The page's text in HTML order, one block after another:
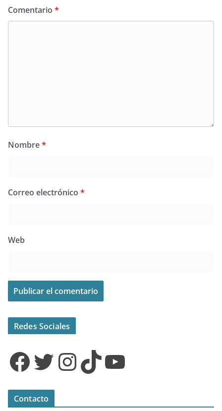
Comentario *
Nombre*
Correo electrónico *
Web
Redes Sociales
Facebook Twitter InstagramTikTok YouTube
Contacto